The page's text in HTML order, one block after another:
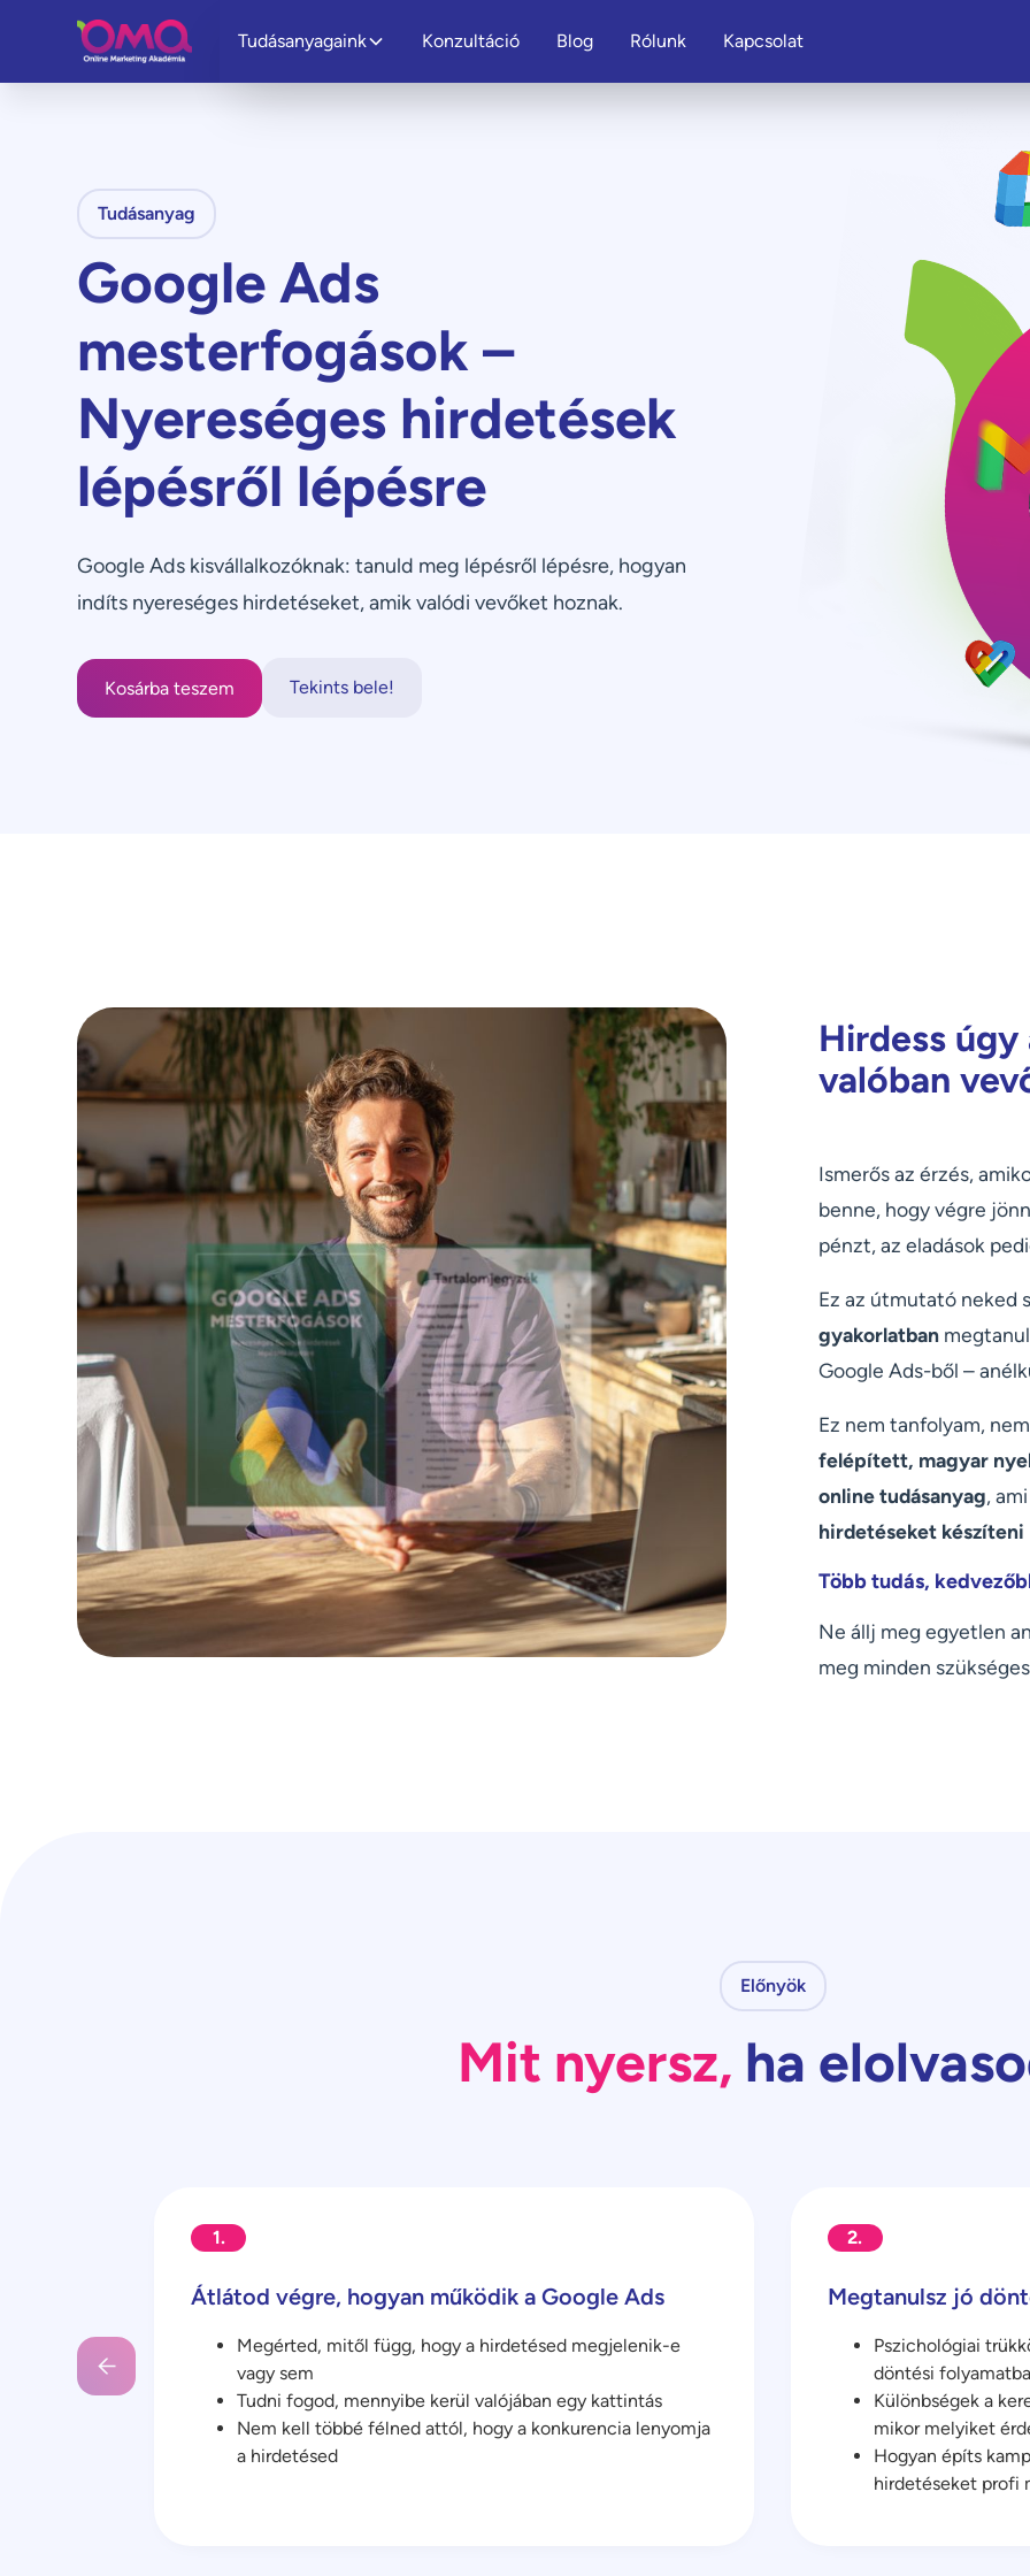
Tudásanyagaink Konzultáció Blog Rólunk Kapcsolat
Tudásanyag
Google Ads
mesterfogások –
Nyereséges hirdetések
lépésről lépésre
Google Ads kisvállalkozóknak: tanuld meg lépésről lépésre, hogyan
indíts nyereséges hirdetéseket, amik valódi vevőket hoznak.
Tekints bele!
Hirdess
valóban
Ismerős az érzés,
benne, hogy végre
pénzt, az eladások
Ez az útmutató neked
gyakorlatban
Google Ads-ből –
Ez nem tanfolyam,
felépített, magyar
online tudásanyag,
hirdetéseket készíteni
Több tudás,
Ne állj meg egyetlen
meg minden
Előnyök
Mit nyersz, ha
1.
Átlátod végre, hogyan működik a Google Ads
Megérted, mitől függ, hogy a hirdetésed megjelenik-e
vagy sem
Tudni fogod, mennyibe kerül valójában egy kattintás
Nem kell többé félned attól, hogy a konkurencia lenyomja
a hirdetésed
2.
Megtanulsz jó
Pszichológiai
döntési folyamatba
Különbségek a
mikor melyiket
Hogyan építs
hirdetéseket profi